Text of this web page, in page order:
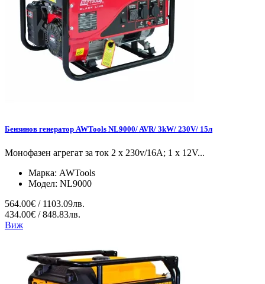
Бензинов генератор AWTools NL9000/ AVR/ 3kW/ 230V/ 15л
Монофазен агрегат за ток 2 x 230v/16A; 1 x 12V...
Марка: AWTools
Модел: NL9000
564.00€ / 1103.09лв.
434.00€ / 848.83лв.
Виж